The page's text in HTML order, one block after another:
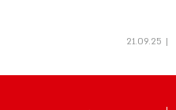
21.09.25